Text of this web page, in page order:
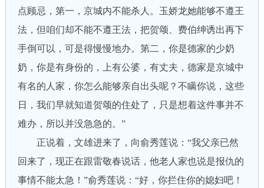
点顾忌，第一，京城内不能杀人。玉娇龙她能够不遵王
法，但咱们却不能不遵王法，把贺颂、费伯绅诱出再下
手倒可以，可是得慢慢地办。第二，你是德家的少奶
奶，你是有身份的，上有公婆，有丈夫，德家是京城中
有名的人家，你怎么能够亲自出头呢？不瞒你说，这些
日，我们早就知道贺颂的住处了，只是想着这件事并不
难办，所以并没急急的。”
正说着，文雄进来了，向俞秀莲说：“我父亲已然
回来了，现正在跟雷敬春说话，他老人家也说是报仇的
事情不能太急！”俞秀莲说：“好，你拦住你的媳妇吧！